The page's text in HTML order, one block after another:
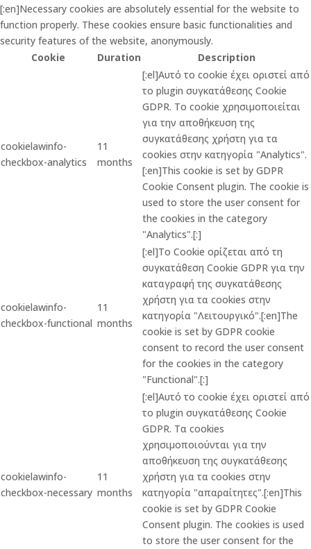
[:en]Necessary cookies are absolutely essential for the website to
function properly. These cookies ensure basic functionalities and
security features of the website, anonymously.
Cookie
Duration Description
cookielawinfo-
checkbox-analytics
11
months
[:el]Αυτό το cookie έχει οριστεί από
το plugin συγκατάθεσης Cookie
GDPR. Το cookie χρησιμοποιείται
για την αποθήκευση της
συγκατάθεσης χρήστη για τα
cookies στην κατηγορία "Analytics".
[:en]This cookie is set by GDPR
Cookie Consent plugin. The cookie is
used to store the user consent for
the cookies in the category
"Analytics".[:]
cookielawinfo-
checkbox-functional
11
months
[:el]Το Cookie ορίζεται από τη
συγκατάθεση Cookie GDPR για την
καταγραφή της συγκατάθεσης
χρήστη για τα cookies στην
κατηγορία "Λειτουργικό".[:en]The
cookie is set by GDPR cookie
consent to record the user consent
for the cookies in the category
"Functional".[:]
cookielawinfo-
checkbox-necessary
11
months
[:el]Αυτό το cookie έχει οριστεί από
το plugin συγκατάθεσης Cookie
GDPR. Τα cookies
χρησιμοποιούνται για την
αποθήκευση της συγκατάθεσης
χρήστη για τα cookies στην
κατηγορία "απαραίτητες".[:en]This
cookie is set by GDPR Cookie
Consent plugin. The cookies is used
to store the user consent for the